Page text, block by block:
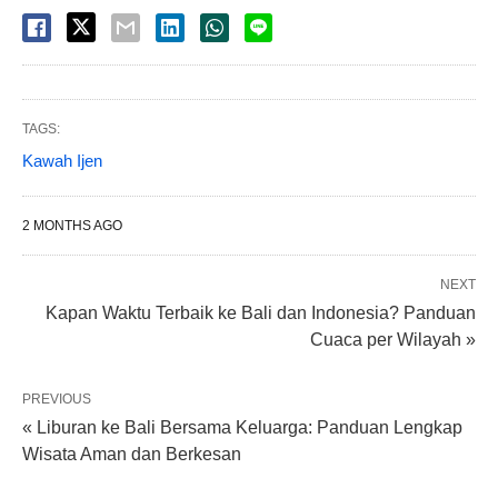
TAGS:
Kawah Ijen
2 MONTHS AGO
NEXT
Kapan Waktu Terbaik ke Bali dan Indonesia? Panduan
Cuaca per Wilayah »
PREVIOUS
« Liburan ke Bali Bersama Keluarga: Panduan Lengkap
Wisata Aman dan Berkesan